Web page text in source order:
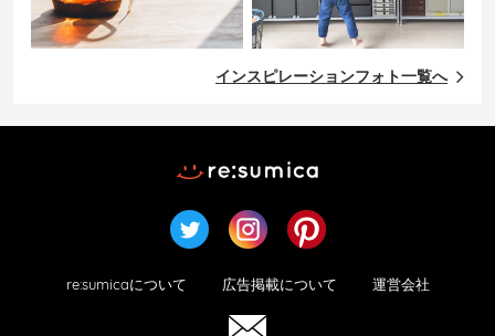
インスピレーションフォト一覧へ
re:sumicaについて 広告掲載について 運営会社